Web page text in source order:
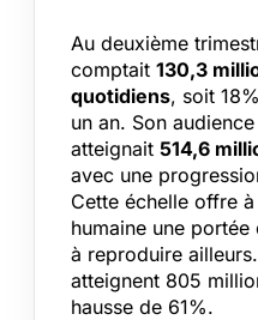
Au deuxième
comptait 130,3
quotidiens, soit
un an. Son
atteignait 514,6
avec une
Cette échelle offre
humaine une
à reproduire
atteignent 805
hausse de 61%.